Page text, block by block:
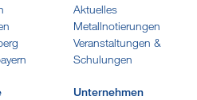
Aktuelles
Metallnotierungen
Veranstaltungen &
Schulungen
Unternehmen